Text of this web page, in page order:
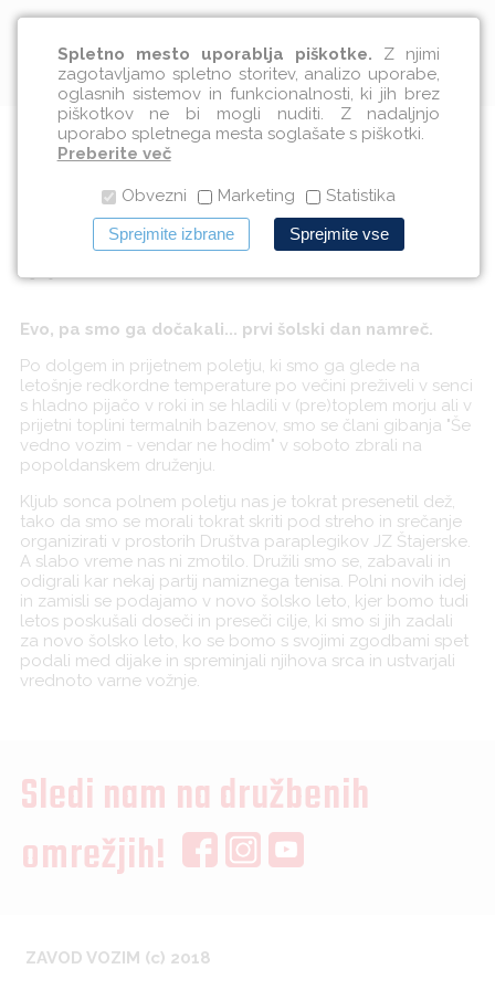
Slovenščina
Novo šolsko leto začeli z
druženjem
03.09.2012
Evo, pa smo ga dočakali... prvi šolski dan namreč.
Po dolgem in prijetnem poletju, ki smo ga glede na
letošnje redkordne temperature po večini preživeli v senci
s hladno pijačo v roki in se hladili v (pre)toplem morju ali v
prijetni toplini termalnih bazenov, smo se člani gibanja "Še
vedno vozim - vendar ne hodim" v soboto zbrali na
popoldanskem druženju.
Kljub sonca polnem poletju nas je tokrat presenetil dež,
tako da smo se morali tokrat skriti pod streho in srečanje
organizirati v prostorih Društva paraplegikov JZ Štajerske.
A slabo vreme nas ni zmotilo. Družili smo se, zabavali in
odigrali kar nekaj partij namiznega tenisa. Polni novih idej
in zamisli se podajamo v novo šolsko leto, kjer bomo tudi
letos poskušali doseči in preseči cilje, ki smo si jih zadali
za novo šolsko leto, ko se bomo s svojimi zgodbami spet
podali med dijake in spreminjali njihova srca in ustvarjali
vrednoto varne vožnje.
Sledi nam na družbenih
omrežjih!
ZAVOD VOZIM (c) 2018
Spletno mesto uporablja piškotke. Z njimi
zagotavljamo spletno storitev, analizo uporabe,
oglasnih sistemov in funkcionalnosti, ki jih brez
piškotkov ne bi mogli nuditi. Z nadaljnjo
uporabo spletnega mesta soglašate s piškotki.
Preberite več
Obvezni Marketing Statistika
Sprejmite izbrane Sprejmite vse